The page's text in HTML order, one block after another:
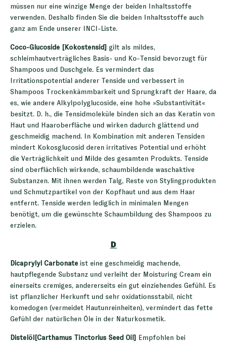
müssen nur eine winzige Menge der beiden Inhaltsstoffe
verwenden. Deshalb finden Sie die beiden Inhaltsstoffe auch
ganz am Ende unserer INCI-Liste.
Coco-Glucoside [Kokostensid]
gilt als mildes,
schleimhautverträgliches Basis- und Ko-Tensid bevorzugt für
Shampoos und Duschgele. Es vermindert das
Irritationspotential anderer Tenside und verbessert in
Shampoos Trockenkämmbarkeit und Sprungkraft der Haare, da
es, wie andere Alkylpolyglucoside, eine hohe »Substantivität«
besitzt. D. h., die Tensidmoleküle binden sich an das Keratin von
Haut und Haaroberfläche und wirken dadurch glättend und
geschmeidig machend. In Kombination mit anderen Tensiden
mindert Kokosglucosid deren irritatives Potential und erhöht
die Verträglichkeit und Milde des gesamten Produkts. Tenside
sind oberflächlich wirkende, schaumbildende waschaktive
Substanzen. Mit ihnen werden Talg, Reste von Stylingprodukten
und Schmutzpartikel von der Kopfhaut und aus dem Haar
entfernt. Tenside werden lediglich in minimalen Mengen
benötigt, um die gewünschte Schaumbildung des Shampoos zu
erzielen.
D
Dicaprylyl Carbonate ist eine geschmeidig machende,
hautpflegende Substanz und verleiht der Moisturing Cream ein
einerseits cremiges, andererseits ein gut einziehendes Gefühl. Es
ist pflanzlicher Herkunft und sehr oxidationsstabil, nicht
komedogen (vermeidet Hautunreinheiten), vermindert das fette
Gefühl der natürlichen Öle in der Naturkosmetik.
Distelöl[Carthamus Tinctorius Seed Oil]
Empfohlen bei